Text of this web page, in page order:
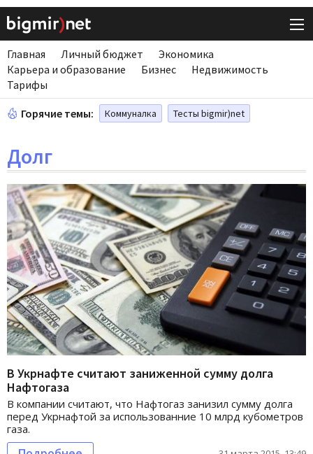
Главная Личный бюджет
Экономика
Карьера и образование
Бизнес
Недвижимость
Тарифы
Горячие темы: Коммуналка Тесты bigmir)net
Долг
В Укрнафте считают заниженной сумму долга
Нафтогаза
В компании считают, что Нафтогаз занизил сумму долга
перед Укрнафтой за использованние 10 млрд кубометров
газа.